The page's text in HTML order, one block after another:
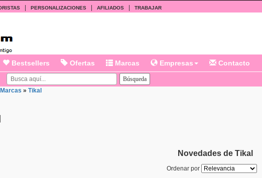
PERSONALIZACIONES AFILIADOS TRABAJAR
Bestsellers Ofertas Marcas Empresas Contacto
Marcas » Tikal
Novedades de Tikal
Ordenar por